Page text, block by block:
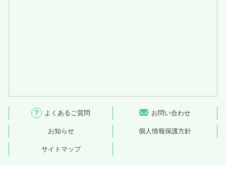
よくあるご質問 お問い合わせ
お知らせ 個人情報保護方針
サイトマップ